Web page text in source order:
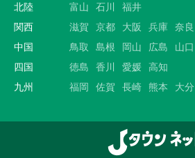
北陸
富山 石川
福井
関西
滋賀 京都 大阪 兵庫 奈良
中国
鳥取 島根 岡山 広島
山口
四国
徳島 香川 愛媛 高知
九州
福岡 佐賀 長崎 熊本 大分